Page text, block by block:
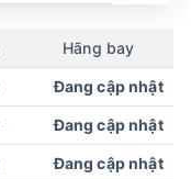
Hãng bay
Đang cập nhật
Đang cập nhật
Đang cập nhật